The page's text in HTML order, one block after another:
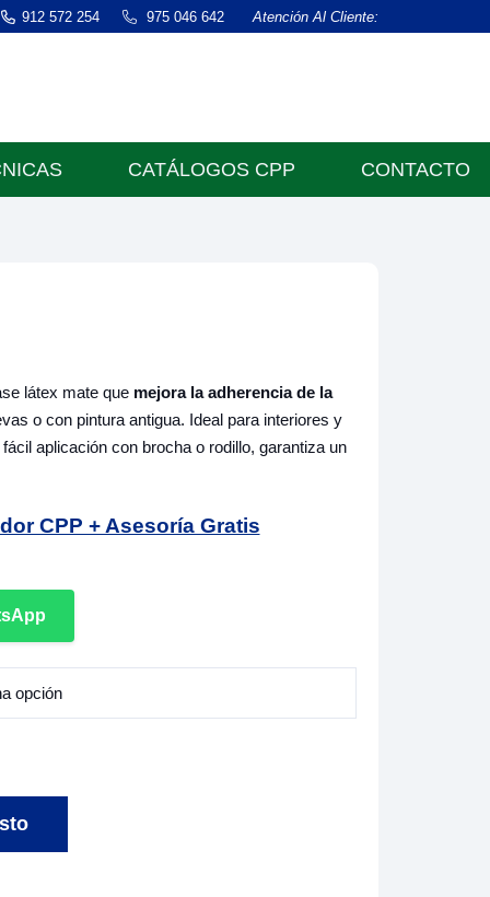
912 572 254 975 046 642 Atención Al Cliente:
CATÁLOGOS CPP CONTACTO
látex mate que mejora la adherencia de la
o con pintura antigua. Ideal para interiores y
aplicación con brocha o rodillo, garantiza un
CPP + Asesoría Gratis